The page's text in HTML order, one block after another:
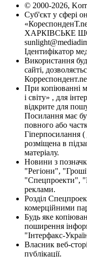
© 2000-2026,
Суб'єкт у сфері
ХАРКІВСЬКЕ
Ідентифікатор
Використання
сайті,
При копіюванні
і світу» , для
відкрите для
Посилання має
повного або
Гіперпосилання
розміщена в
матеріалу.
Новини з
"Регіони",
"Спецпроекти",
реклами.
Розділ
комерційними
Будь яке
поширення
"Інтерфакс-
Власник веб-
публікації.